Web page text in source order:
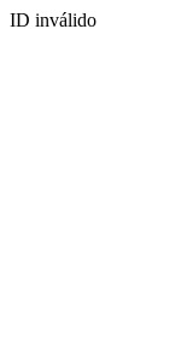
ID inválido